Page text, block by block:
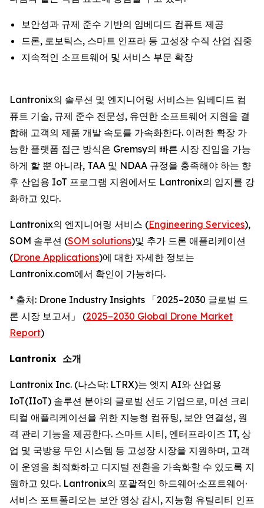
보안성과 규제 준수 기반의 임베디드 컴퓨트 제공
드론, 로보틱스, 스마트 인프라 등 고성장 수직 산업 집중
지속적인 소프트웨어 및 서비스 부문 확장
Lantronix의 솔루션 및 엔지니어링 서비스는 임베디드 컴
퓨트 기술, 규제 준수 전문성, 유연한 소프트웨어 지원을 결
합해 고객의 제품 개발 속도를 가속화한다. 이러한 확장 가
능한 플랫폼 접근 방식은 Gremsy의 빠른 시장 진입을 가능
하게 할 뿐 아니라, TAA 및 NDAA 규정을 충족해야 하는 향
후 산업용 IoT 프로그램 지원에서도 Lantronix의 입지를 강
화하고 있다.
Lantronix의 엔지니어링 서비스 (Engineering Services),
SOM 솔루션 (SOM solutions)및 추가 드론 애플리케이션
(Drone Applications)에 대한 자세한 정보는
Lantronix.com에서 확인이 가능하다.
* 출처: Drone Industry Insights 「2025–2030 글로벌 드
론 시장 보고서」 (2025–2030 Global Drone Market
Report)
Lantronix 소개
Lantronix Inc. (나스닥: LTRX)는 엣지 AI와 산업용
IoT(IIoT) 솔루션 분야의 글로벌 선도 기업으로, 미션 크리
티컬 애플리케이션을 위한 지능형 컴퓨팅, 보안 연결성, 원
격 관리 기능을 제공한다. 스마트 시티, 엔터프라이즈 IT, 상
업 및 국방용 무인 시스템 등 고성장 시장을 지원하며, 고객
이 운영을 최적화하고 디지털 전환을 가속화할 수 있도록 지
원하고 있다. Lantronix의 포괄적인 하드웨어·소프트웨어·
서비스 포트폴리오는 보안 영상 감시, 지능형 유틸리티 인프